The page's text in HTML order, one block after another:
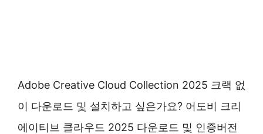
Adobe Creative Cloud Collection 2025 크랙 없
이 다운로드 및 설치하고 싶은가요? 어도비 크리
에이티브 클라우드 2025 다운로드 및 인증버전